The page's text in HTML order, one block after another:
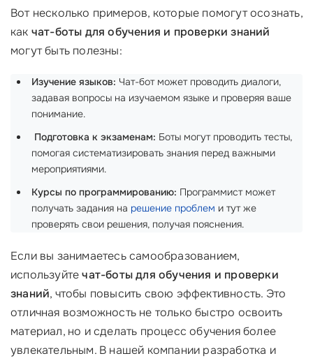
Вот несколько примеров, которые помогут осознать,
как чат-боты для обучения и проверки знаний
могут быть полезны:
Изучение языков: Чат-бот может проводить диалоги,
задавая вопросы на изучаемом языке и проверяя ваше
понимание.
Подготовка к экзаменам: Боты могут проводить тесты,
помогая систематизировать знания перед важными
мероприятиями.
Курсы по программированию: Программист может
получать задания на решение проблем и тут же
проверять свои решения, получая пояснения.
Если вы занимаетесь самообразованием,
используйтечат-боты для обучения и проверки
знаний, чтобы повысить свою эффективность. Это
отличная возможность не только быстро освоить
материал, но и сделать процесс обучения более
увлекательным. В нашей компании разработка и